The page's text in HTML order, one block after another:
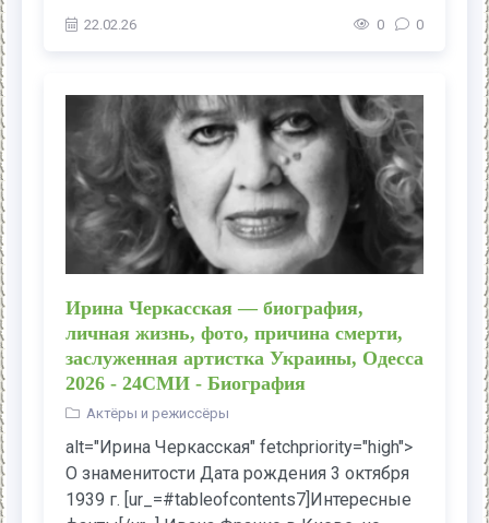
22.02.26 0 0
Ирина Черкасская — биография,
личная жизнь, фото, причина смерти,
заслуженная артистка Украины, Одесса
2026 - 24СМИ - Биография
Актёры и режиссёры
alt="Ирина Черкасская" fetchpriority="high">
О знаменитости Дата рождения 3 октября
1939 г. [ur_=#tableofcontents7]Интересные